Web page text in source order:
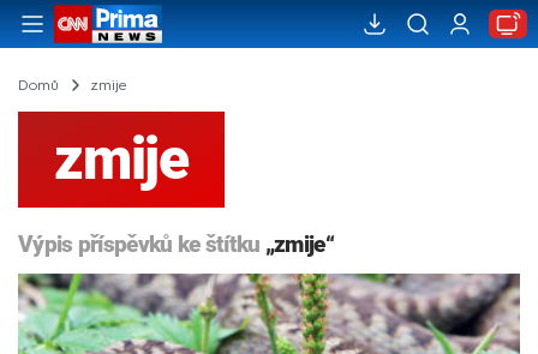
Domů zmije
zmije
Výpis příspěvků ke štítku „zmije“